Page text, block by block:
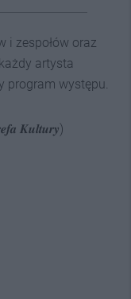
i zespołów oraz
artysta
program występu.
𝑲𝒖𝒍𝒕𝒖𝒓𝒚)